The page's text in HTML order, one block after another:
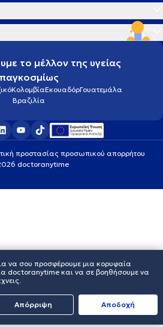
το μέλλον της υγείας
παγκοσμίως
ΚολομβίαΕκουαδόρΓουατεμάλα
Βραζιλία
προστασίας προσωπικού απορρήτου
doctoranytime
να σου προσφέρουμε μια κορυφαία
doctoranytime και να σε βοηθήσουμε να
Απόρριψη Aποδοχή